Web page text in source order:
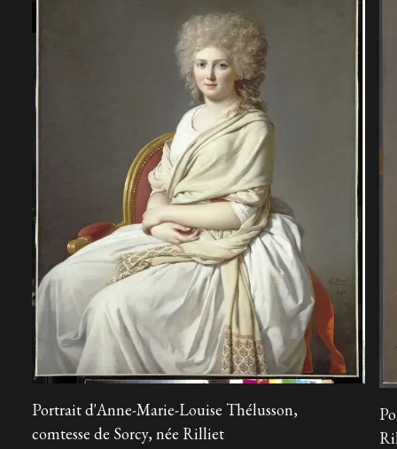
Portrait d'Anne-Marie-Louise Thélusson,
comtesse de Sorcy, née Rilliet